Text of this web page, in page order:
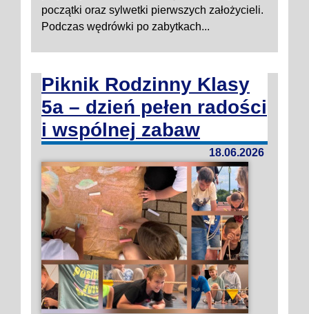
początki oraz sylwetki pierwszych założycieli.
Podczas wędrówki po zabytkach...
Piknik Rodzinny Klasy
5a – dzień pełen radości
i wspólnej zabaw
18.06.2026